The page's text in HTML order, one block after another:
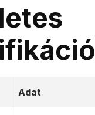
Adat